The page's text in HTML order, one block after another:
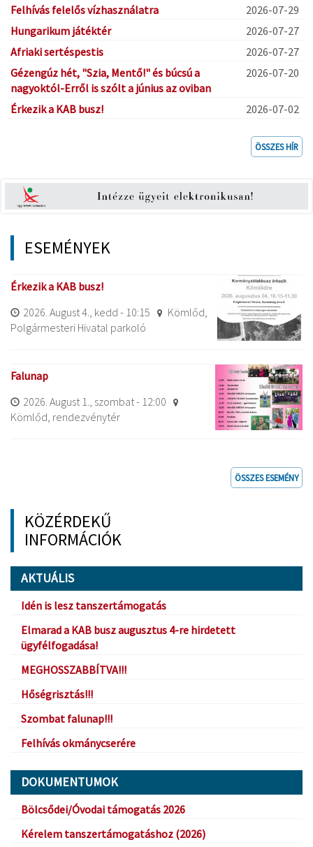
Felhívás felelős vízhasználatra
2026-07-29
Hungarikum játéktér
2026-07-27
Afriaki sertéspestis
2026-07-27
Gézengúz hét, "Szia, Mentő!" és búcsú a
nagyoktól-Erről is szólt a június az oviban
2026-07-20
Érkezik a KAB busz! 2026-07-02
ÖSSZES HÍR
ESEMÉNYEK
Érkezik a KAB busz!
2026. August 4., kedd - 10:15
Kömlőd,
Polgármesteri Hivatal parkoló
Falunap
2026. August 1., szombat - 12:00
Kömlőd, rendezvénytér
ÖSSZES ESEMÉNY
KÖZÉRDEKŰ
INFORMÁCIÓK
AKTUÁLIS
Idén is lesz tanszertámogatás
Elmarad a KAB busz augusztus 4-re hirdetett
ügyfélfogadása!
MEGHOSSZABBÍTVA!!!
Hőségrisztás!!!
Szombat falunap!!!
Felhívás okmánycserére
DOKUMENTUMOK
Bölcsődei/Óvodai támogatás 2026
Kérelem tanszertámogatáshoz (2026)